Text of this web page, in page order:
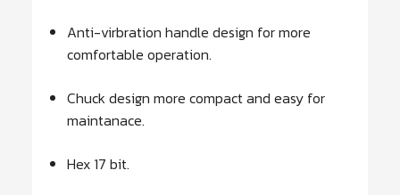
Anti-virbration handle design for more
comfortable operation.
Chuck design more compact and easy for
maintanace.
Hex 17 bit.